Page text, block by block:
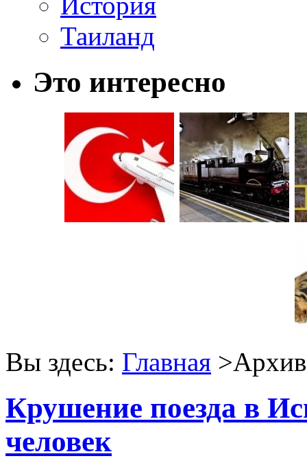
Таиланд
Это интересно
Вы здесь: Главная >Архив
Крушение поезда в
человек